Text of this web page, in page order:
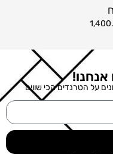
על הטרנדים הכי שווים